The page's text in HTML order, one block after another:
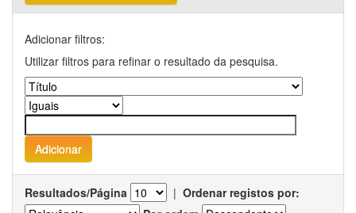
Adicionar filtros:
Utilizar filtros para refinar o resultado da pesquisa.
Resultados/Página | Ordenar registos por: